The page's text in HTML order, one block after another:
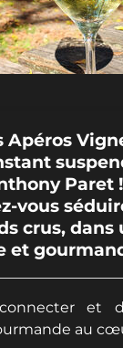
Apéros
Paret
vous
crus,
et
et
au